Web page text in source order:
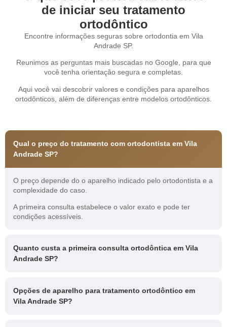
de iniciar seu tratamento
ortodôntico
Encontre informações seguras sobre ortodontia em Vila
Andrade SP.
Reunimos as perguntas mais buscadas no Google, para que
você tenha orientação segura e completas.
Aqui você vai descobrir valores e condições para aparelhos
ortodônticos, além de diferenças entre modelos ortodônticos.
Qual o preço do tratamento com ortodontista em Vila
Andrade SP?
O preço depende do o aparelho indicado pelo ortodontista e a
complexidade do caso.
A primeira consulta estabelece o valor exato e pode ter
condições acessíveis.
Quanto custa a primeira consulta ortodôntica em Vila
Andrade SP?
Opções de aparelho para tratamento ortodôntico em
Vila Andrade SP?